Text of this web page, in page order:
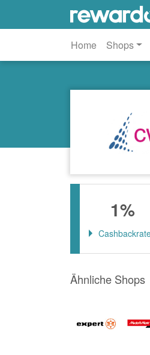
Home Shops
1%
Ähnliche Shops